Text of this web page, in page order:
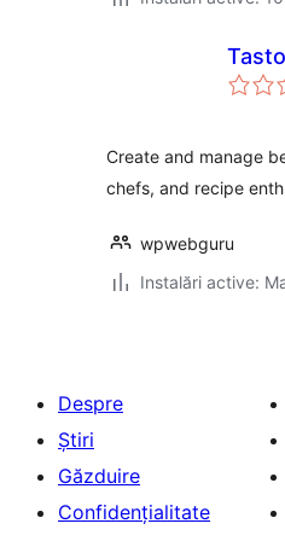
Create and manage
chefs, and recipe
wpwebguru
Instalări active:
Despre
Știri
Găzduire
Confidențialitate